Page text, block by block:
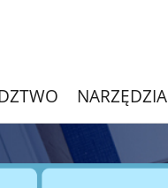
NARZĘDZIA